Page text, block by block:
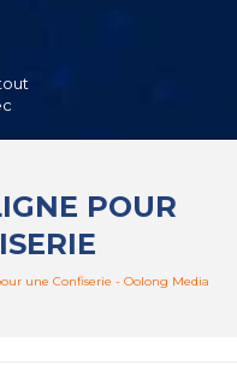
POUR
une Confiserie - Oolong Media